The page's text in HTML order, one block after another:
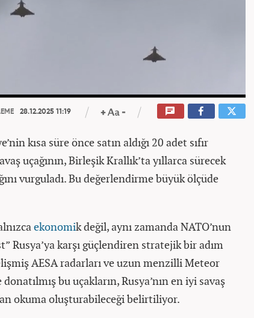
28.12.2025 11:19
kısa süre önce satın aldığı 20 adet sıfır
uçağının, Birleşik Krallık’ta yıllarca sürecek
vurguladı. Bu değerlendirme büyük ölçüde
ekonomik değil, aynı zamanda NATO’nun
Rusya’ya karşı güçlendiren stratejik bir adım
AESA radarları ve uzun menzilli Meteor
bu uçakların, Rusya’nın en iyi savaş
okuma oluşturabileceği belirtiliyor.